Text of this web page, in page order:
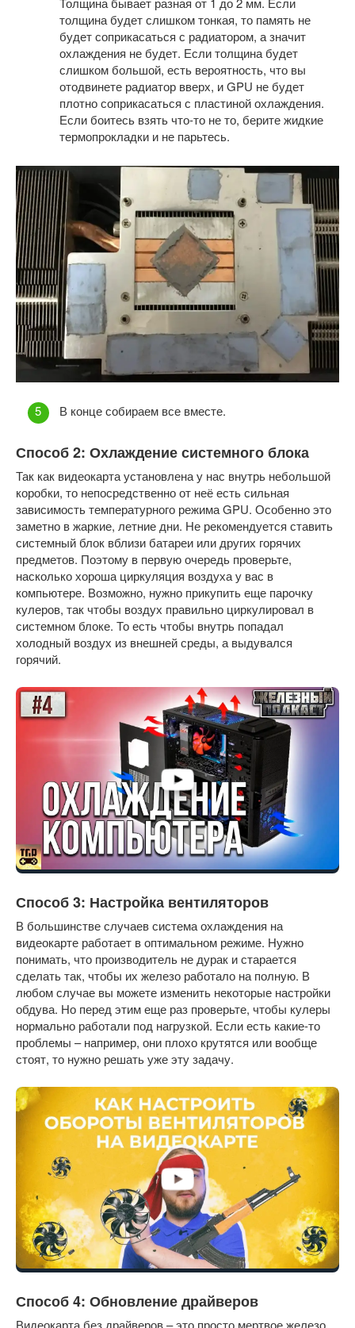
толщина будет слишком тонкая, то память не
будет соприкасаться с радиатором, а значит
охлаждения не будет. Если толщина будет
слишком большой, есть вероятность, что вы
отодвинете радиатор вверх, и GPU не будет
плотно соприкасаться с пластиной охлаждения.
Если боитесь взять что-то не то, берите жидкие
термопрокладки и не парьтесь.
В конце собираем все вместе.
Способ 2: Охлаждение системного блока
Так как видеокарта установлена у нас внутрь небольшой
коробки, то непосредственно от неё есть сильная
зависимость температурного режима GPU. Особенно это
заметно в жаркие, летние дни. Не рекомендуется ставить
системный блок вблизи батареи или других горячих
предметов. Поэтому в первую очередь проверьте,
насколько хороша циркуляция воздуха у вас в
компьютере. Возможно, нужно прикупить еще парочку
кулеров, так чтобы воздух правильно циркулировал в
системном блоке. То есть чтобы внутрь попадал
холодный воздух из внешней среды, а выдувался
горячий.
Способ 3: Настройка вентиляторов
В большинстве случаев система охлаждения на
видеокарте работает в оптимальном режиме. Нужно
понимать, что производитель не дурак и старается
сделать так, чтобы их железо работало на полную. В
любом случае вы можете изменить некоторые настройки
обдува. Но перед этим еще раз проверьте, чтобы кулеры
нормально работали под нагрузкой. Если есть какие-то
проблемы – например, они плохо крутятся или вообще
стоят, то нужно решать уже эту задачу.
Способ 4: Обновление драйверов
Видеокарта без драйверов – это просто мертвое железо.